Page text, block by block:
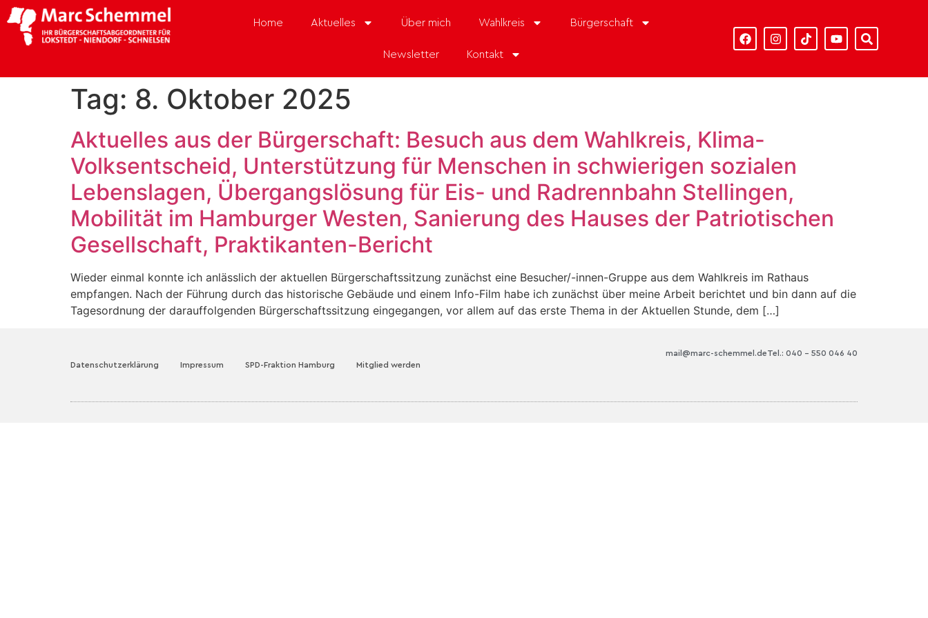
Home Aktuelles Über mich Wahlkreis Bürgerschaft
Newsletter Kontakt
Tag: 8. Oktober 2025
Aktuelles aus der Bürgerschaft: Besuch aus dem Wahlkreis, Klima-
Volksentscheid, Unterstützung für Menschen in schwierigen sozialen
Lebenslagen, Übergangslösung für Eis- und Radrennbahn Stellingen,
Mobilität im Hamburger Westen, Sanierung des Hauses der Patriotischen
Gesellschaft, Praktikanten-Bericht
Wieder einmal konnte ich anlässlich der aktuellen Bürgerschaftssitzung zunächst eine Besucher/-innen-Gruppe aus dem Wahlkreis im Rathaus
empfangen. Nach der Führung durch das historische Gebäude und einem Info-Film habe ich zunächst über meine Arbeit berichtet und bin dann auf die
Tagesordnung der darauffolgenden Bürgerschaftssitzung eingegangen, vor allem auf das erste Thema in der Aktuellen Stunde, dem […]
Datenschutzerklärung Impressum SPD-Fraktion Hamburg Mitglied werden
Tel.: 040 – 550 046 40
mail@marc-schemmel.de